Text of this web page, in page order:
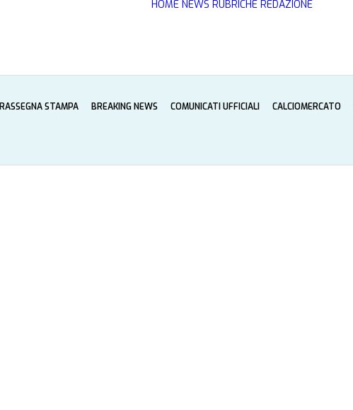
HOME NEWS RUBRICHE REDAZIONE
RASSEGNA STAMPA BREAKING NEWS COMUNICATI UFFICIALI CALCIOMERCATO